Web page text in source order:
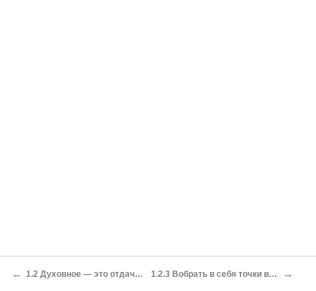
← 1.2 Духовное — это отдача 1.2.1 Продвижение в группе 1.2.3 Вобрать в себя точки в сердце всех остальных людей →